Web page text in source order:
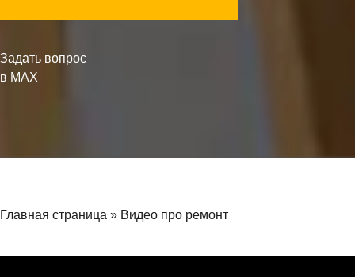
Задать вопрос
в MAX
Главная страница » Видео про ремонт